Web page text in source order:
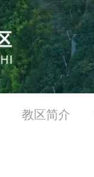
教区简介